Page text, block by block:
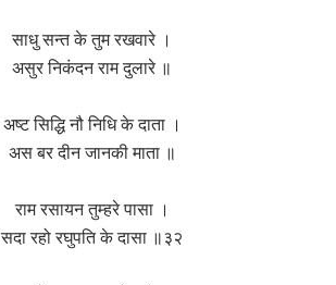
साधु सन्त के तुम रखवारे ।
असुर निकंदन राम दुलारे ॥
अष्ट सिद्धि नौ निधि के दाता ।
अस बर दीन जानकी माता ॥
राम रसायन तुम्हरे पासा ।
सदा रहो रघुपति के दासा ॥३२